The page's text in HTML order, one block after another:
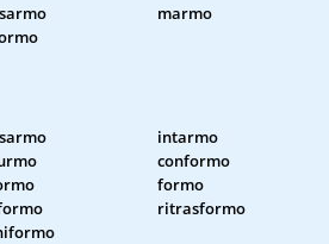
marmo
intarmo
conformo
formo
ritrasformo